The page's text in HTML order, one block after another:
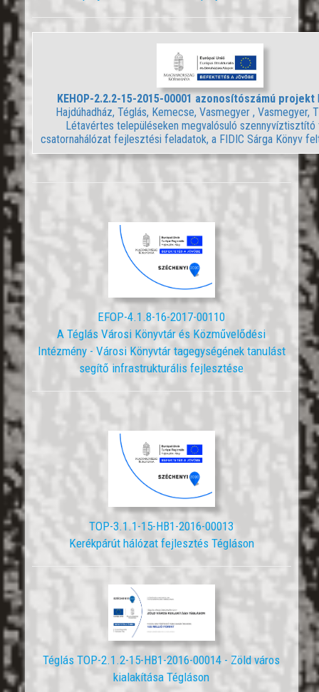
KEHOP-2.2.2-15-2015-00001 azonosítószámú projekt
Hajdúhadház, Téglás, Kemecse, Vasmegyer , Vasmegyer,
Létavértes településeken megvalósuló
csatornahálózat fejlesztési feladatok, a FIDIC Sárga Könyv
EFOP-4.1.8-16-2017-00110
A Téglás Városi Könyvtár és Közművelődési
Intézmény - Városi Könyvtár tagegységének tanulást
segítő infrastrukturális fejlesztése
TOP-3.1.1-15-HB1-2016-00013
Kerékpárút hálózat fejlesztés Tégláson
Téglás TOP-2.1.2-15-HB1-2016-00014 - Zöld város
kialakítása Tégláson